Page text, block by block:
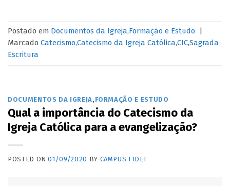
Postado em Documentos da Igreja,Formação e Estudo
Marcado Catecismo,Catecismo da Igreja Católica,CIC,Sagrada
Escritura
DOCUMENTOS DA IGREJA, FORMAÇÃO E ESTUDO
Qual a importância do Catecismo da
Igreja Católica para a evangelização?
POSTED ON01/09/2020 BY CAMPUS FIDEI